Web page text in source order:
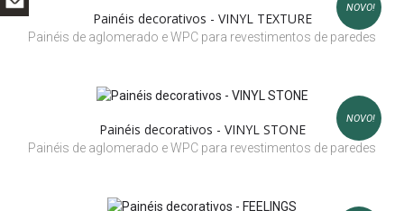
NOVO!
Painéis decorativos - VINYL TEXTURE
Painéis de aglomerado e WPC para revestimentos de paredes
NOVO!
Painéis decorativos - VINYL STONE
Painéis de aglomerado e WPC para revestimentos de paredes